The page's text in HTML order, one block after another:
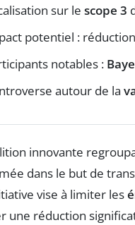
sur le scope 3
potentiel :
notables :
autour de la
innovante
dans le but de
vise à limiter les
une réduction